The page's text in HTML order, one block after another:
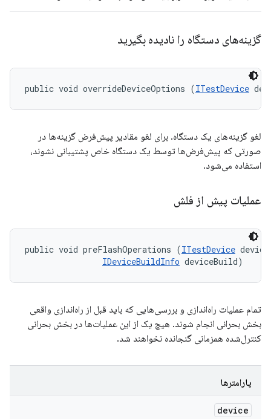
گزینه‌های دستگاه را نادیده بگیرید
public void overrideDeviceOptions (ITestDevice
لغو گزینه‌های یک دستگاه. برای لغو مقادیر پیش‌فرض گزینه‌ها در
صورتی که پیش‌فرض‌ها توسط یک دستگاه خاص پشتیبانی نشوند،
استفاده می‌شود.
عملیات پیش از فلش
public void preFlashOperations (ITestDevice
IDeviceBuildInfo deviceBuild)
تمام عملیات راه‌اندازی و بررسی‌هایی که باید قبل از راه‌اندازی واقعی
بخش بحرانی انجام شوند. هیچ یک از این عملیات‌ها در بخش بحرانی
کنترل‌شده همزمانی گنجانده نخواهند شد.
پارامترها
device